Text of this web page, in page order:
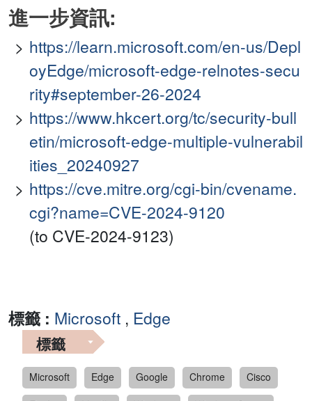
進一步資訊:
https://learn.microsoft.com/en-us/Depl
oyEdge/microsoft-edge-relnotes-secu
rity#september-26-2024
https://www.hkcert.org/tc/security-bull
etin/microsoft-edge-multiple-vulnerabil
ities_20240927
https://cve.mitre.org/cgi-bin/cvename.
cgi?name=CVE-2024-9120
(to CVE-2024-9123)
標籤 : Microsoft , Edge
標籤
Microsoft Edge Google Chrome
Cisco